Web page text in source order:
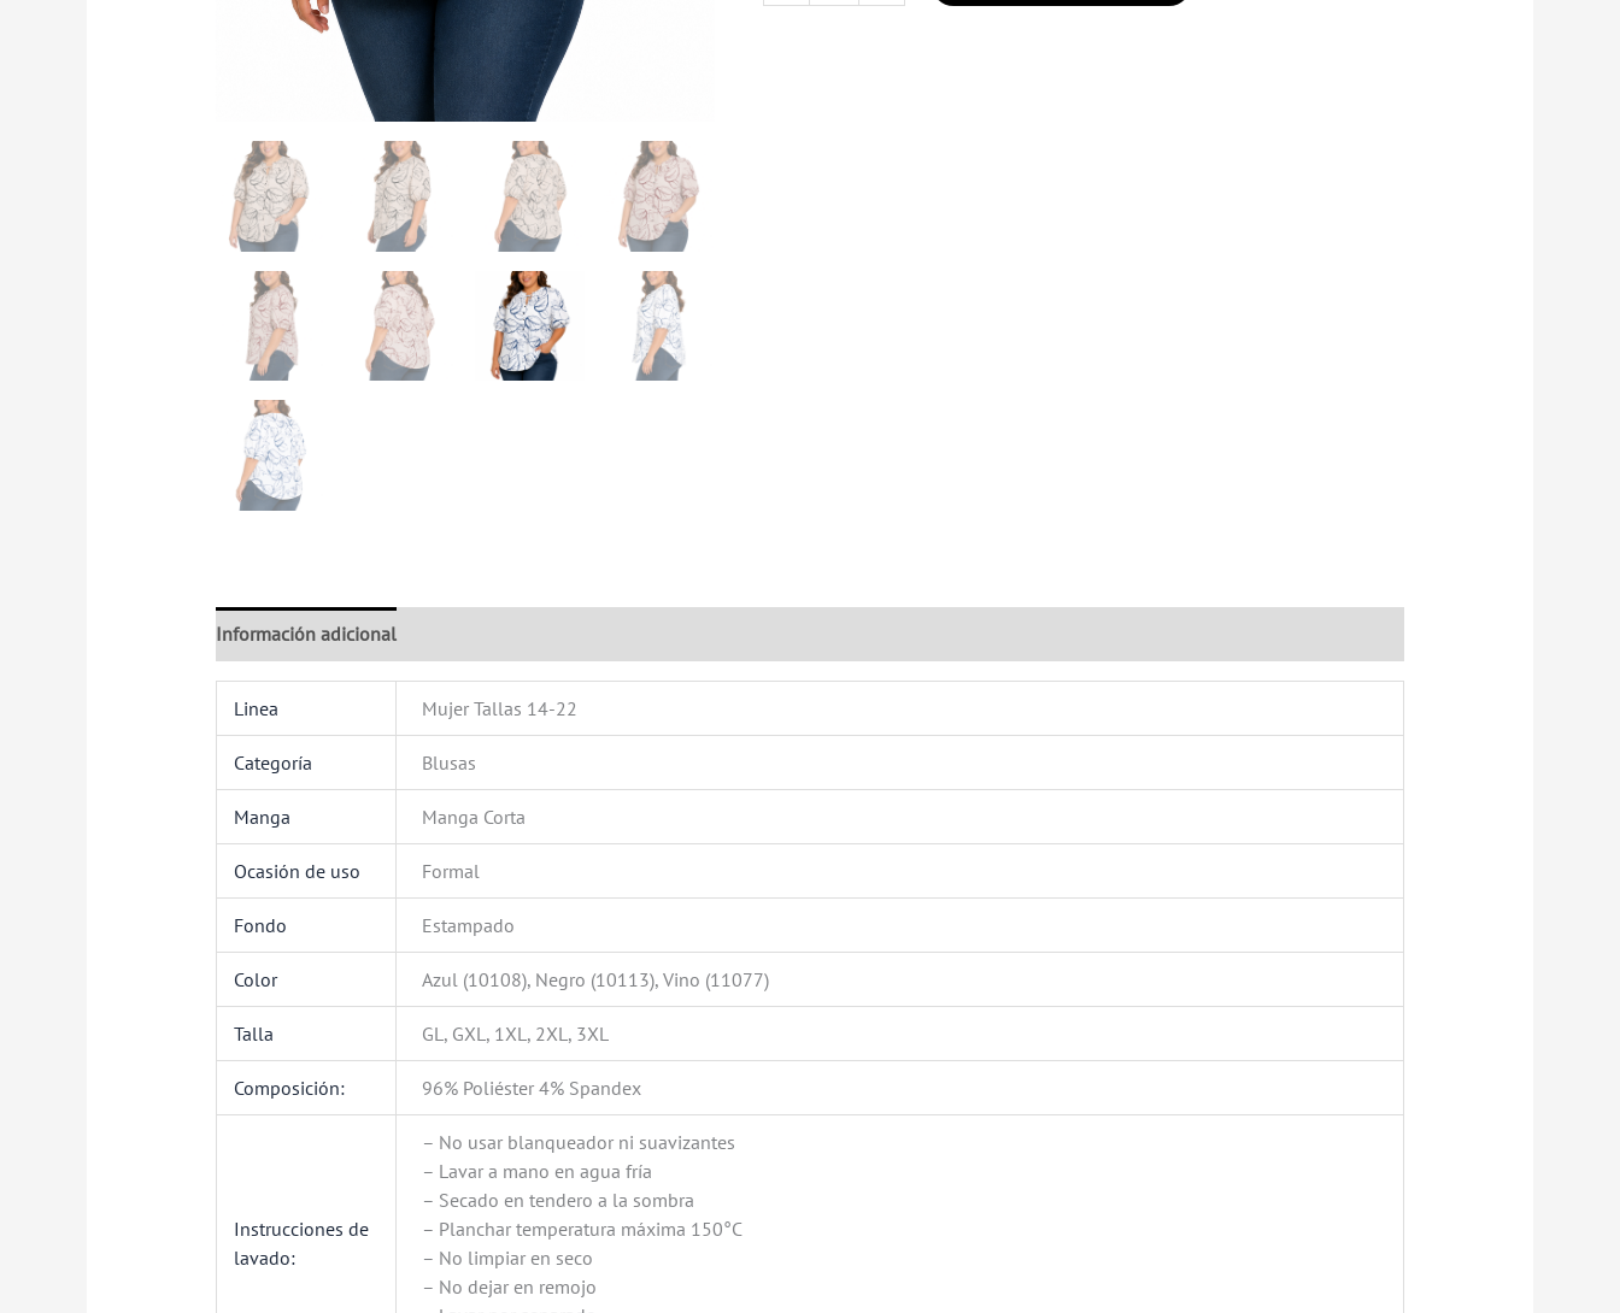
Información adicional
Linea Mujer Tallas 14-22
Categoría Blusas
Manga Manga Corta
Ocasión de uso Formal
Fondo Estampado
Color Azul (10108), Negro (10113), Vino (11077)
Talla GL, GXL, 1XL, 2XL, 3XL
Composición: 96% Poliéster 4% Spandex
Instrucciones de
lavado:
– No usar blanqueador ni suavizantes
– Lavar a mano en agua fría
– Secado en tendero a la sombra
– Planchar temperatura máxima 150°C
– No limpiar en seco
– No dejar en remojo